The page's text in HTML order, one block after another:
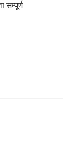
सम्पूर्ण